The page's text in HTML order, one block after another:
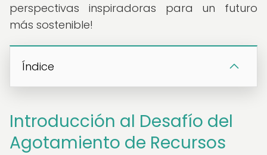
perspectivas inspiradoras para un futuro
más sostenible!
Índice
Introducción al Desafío del
Agotamiento de Recursos